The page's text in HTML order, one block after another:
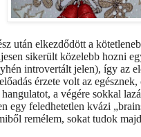
után elkezdődött a
sikerült közelebb hozni
introvertált jelen), így az
érzete volt az
a végére sokkal
egy feledhetetlen kvázi
remélem, sokat tudok